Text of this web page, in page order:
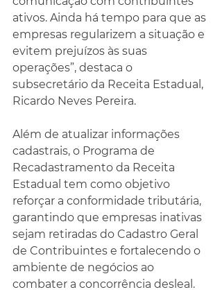
ativos. Ainda há tempo para que as
empresas regularizem a situação e
evitem prejuízos às suas
operações”, destaca o
subsecretário da Receita Estadual,
Ricardo Neves Pereira.
Além de atualizar informações
cadastrais, o Programa de
Recadastramento da Receita
Estadual tem como objetivo
reforçar a conformidade tributária,
garantindo que empresas inativas
sejam retiradas do Cadastro Geral
de Contribuintes e fortalecendo o
ambiente de negócios ao
combater a concorrência desleal.